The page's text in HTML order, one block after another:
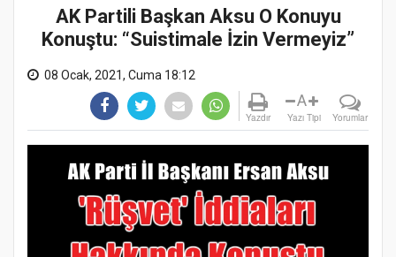
AK Partili Başkan Aksu O Konuyu
Konuştu: “Suistimale İzin Vermeyiz”
08 Ocak, 2021, Cuma 18:12
Yazdır
A
Yazı Tipi Yorumlar